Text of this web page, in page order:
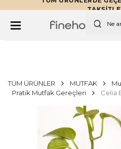
TÜM ÜRÜNLER MUTFAK
Pratik Mutfak Gereçleri
Celia